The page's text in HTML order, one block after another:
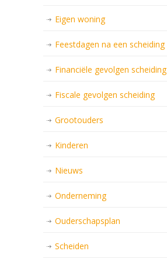
Eigen woning
Feestdagen na een scheiding
Financiële gevolgen scheiding
Fiscale gevolgen scheiding
Grootouders
Kinderen
Nieuws
Onderneming
Ouderschapsplan
Scheiden